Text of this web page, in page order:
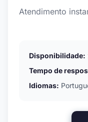
Atendimento
Disponibilidade:
Tempo de
Idiomas: